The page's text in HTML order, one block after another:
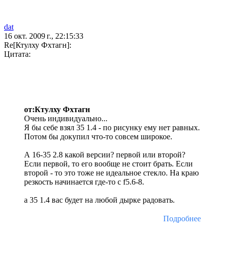
dat
16 окт. 2009 г., 22:15:33
Re[Ктулху Фхтагн]:
Цитата:
от:Ктулху Фхтагн
Очень индивидуально...
Я бы себе взял 35 1.4 - по рисунку ему нет равных.
Потом бы докупил что-то совсем широкое.
А 16-35 2.8 какой версии? первой или второй?
Если первой, то его вообще не стоит брать. Если
второй - то это тоже не идеальное стекло. На краю
резкость начинается где-то с f5.6-8.
а 35 1.4 вас будет на любой дырке радовать.
Подробнее